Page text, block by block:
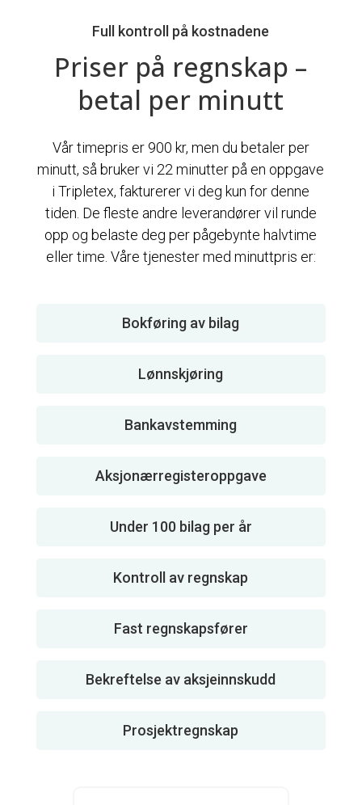
Full kontroll på kostnadene
Priser på regnskap –
betal per minutt
Vår timepris er 900 kr, men du betaler per
minutt, så bruker vi 22 minutter på en oppgave
i Tripletex, fakturerer vi deg kun for denne
tiden. De fleste andre leverandører vil runde
opp og belaste deg per pågebynte halvtime
eller time. Våre tjenester med minuttpris er:
Bokføring av bilag
Lønnskjøring
Bankavstemming
Aksjonærregisteroppgave
Under 100 bilag per år
Kontroll av regnskap
Fast regnskapsfører
Bekreftelse av aksjeinnskudd
Prosjektregnskap